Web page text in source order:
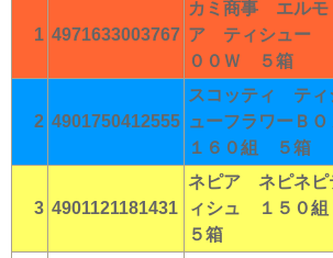
1 4971633003767
カミ商事 エルモ
ア ティシュー
００Ｗ ５箱
2 4901750412555
スコッティ ティ
ューフラワーＢＯ
１６０組 ５箱
3 4901121181431
ネピア ネピネピ
ィシュ １５０
５箱